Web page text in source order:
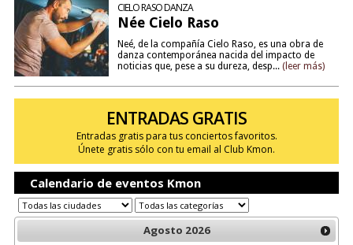
CIELO RASO DANZA
Née Cielo Raso
Neé, de la compañía Cielo Raso, es una obra de
danza contemporánea nacida del impacto de
noticias que, pese a su dureza, desp... (leer más)
ENTRADAS GRATIS
Entradas gratis para tus conciertos favoritos.
Únete gratis sólo con tu email al Club Kmon.
Calendario de eventos Kmon
Agosto 2026